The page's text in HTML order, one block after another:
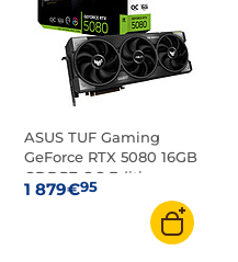
ASUS TUF Gaming
GeForce RTX 5080 16GB
GDDR7 OC Edition
1 879€95